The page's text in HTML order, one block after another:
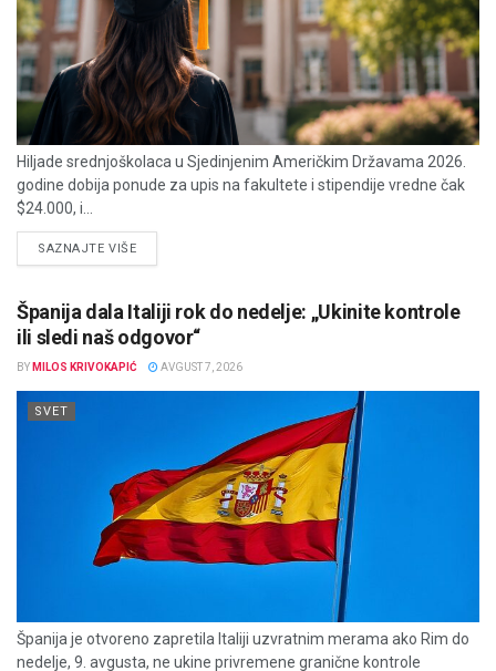
Hiljade srednjoškolaca u Sjedinjenim Američkim Državama 2026.
godine dobija ponude za upis na fakultete i stipendije vredne čak
$24.000, i...
SAZNAJTE VIŠEDETAILS
Španija dala Italiji rok do nedelje: „Ukinite kontrole
ili sledi naš odgovor“
BY MILOS KRIVOKAPIĆ AVGUST 7, 2026
SVET
Španija je otvoreno zapretila Italiji uzvratnim merama ako Rim do
nedelje, 9. avgusta, ne ukine privremene granične kontrole